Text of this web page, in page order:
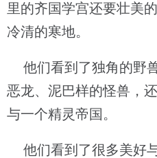
里的齐国学宫还要壮美
冷清的寒地。
他们看到了独角的野
恶龙、泥巴样的怪兽，
与一个精灵帝国。
他们看到了很多美好